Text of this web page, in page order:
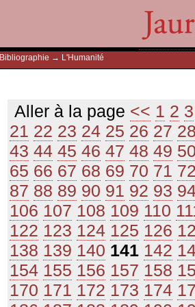
Bibliographie → L'Humanité
Aller à la page << 1 2 3
21 22 23 24 25 26 27
43 44 45 46 47 48 49
65 66 67 68 69 70 71
87 88 89 90 91 92 93
106 107 108 109 110
122 123 124 125 126
138 139 140 141 142
154 155 156 157 158
170 171 172 173 174